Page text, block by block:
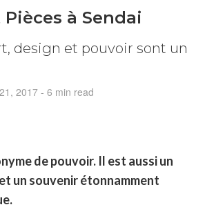
à Sendai
design et pouvoir sont un
2017 - 6 min read
de pouvoir. Il est aussi un
un souvenir étonnamment